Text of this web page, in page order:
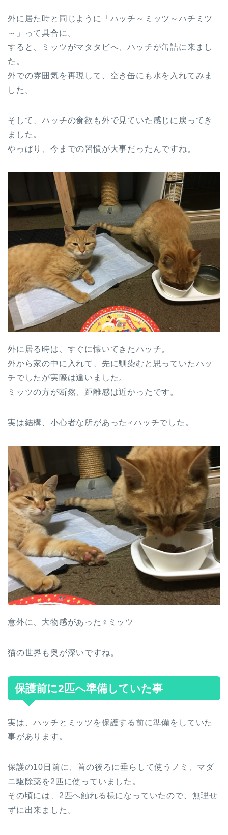
外に居た時と同じように「ハッチ～ミッツ～ハチミツ
～」って具合に。
すると、ミッツがマタタビへ、ハッチが缶詰に来まし
た。
外での雰囲気を再現して、空き缶にも水を入れてみま
した。
そして、ハッチの食欲も外で見ていた感じに戻ってき
ました。
やっぱり、今までの習慣が大事だったんですね。
外に居る時は、すぐに懐いてきたハッチ。
外から家の中に入れて、先に馴染むと思っていたハッ
チでしたが実際は違いました。
ミッツの方が断然、距離感は近かったです。
実は結構、小心者な所があった♂ハッチでした。
意外に、大物感があった♀ミッツ
猫の世界も奥が深いですね。
保護前に2匹へ準備していた事
実は、ハッチとミッツを保護する前に準備をしていた
事があります。
保護の10日前に、首の後ろに垂らして使うノミ、マダ
ニ駆除薬を2匹に使っていました。
その頃には、2匹へ触れる様になっていたので、無理せ
ずに出来ました。